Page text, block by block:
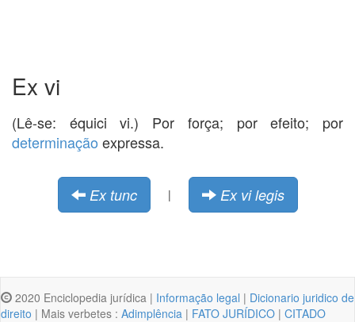
Ex vi
(Lê-se: équici vi.) Por força; por efeito; por
determinação expressa.
Ex tunc | Ex vi legis
2020 Enciclopedia jurídica | Informação legal | Dicionario juridico de
direito | Mais verbetes : Adimplência | FATO JURÍDICO | CITADO